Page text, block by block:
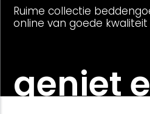
Ruime collectie
online van goede
geniet